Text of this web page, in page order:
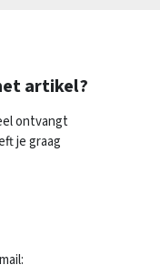
artikel?
ontvangt
je graag